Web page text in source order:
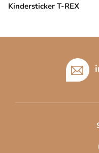
Kindersticker T-REX